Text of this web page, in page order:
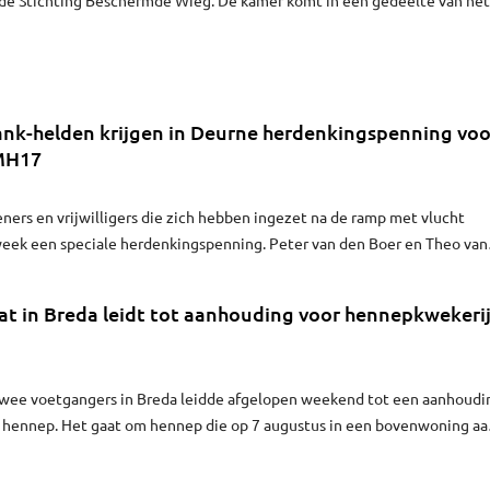
helden krijgen in Deurne herdenkingspenning
en vrijwilligers die zich hebben ingezet na de ramp met vlucht
een speciale herdenkingspenning. Peter van den Boer en Theo van
in Breda leidt tot aanhouding voor hennepkwekerij
voetgangers in Breda leidde afgelopen weekend tot een
Het gaat om hennep die op 7 augustus in een bovenwoning aan